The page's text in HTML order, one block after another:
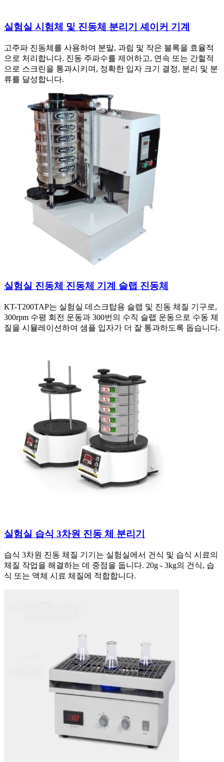
실험실 시험체 및 진동체 분리기 셰이커 기계
고주파 진동체를 사용하여 분말, 과립 및 작은 블록을 효율적
으로 처리합니다. 진동 주파수를 제어하고, 연속 또는 간헐적
으로 스크린을 통과시키며, 정확한 입자 크기 결정, 분리 및 분
류를 달성합니다.
실험실 진동체 진동체 기계 슬랩 진동체
KT-T200TAP는 실험실 데스크탑용 슬랩 및 진동 체질 기구로,
300rpm 수평 회전 운동과 300번의 수직 슬랩 운동으로 수동 체
질을 시뮬레이션하여 샘플 입자가 더 잘 통과하도록 돕습니다.
실험실 습식 3차원 진동 체 분리기
습식 3차원 진동 체질 기기는 실험실에서 건식 및 습식 시료의
체질 작업을 해결하는 데 중점을 둡니다. 20g - 3kg의 건식, 습
식 또는 액체 시료 체질에 적합합니다.